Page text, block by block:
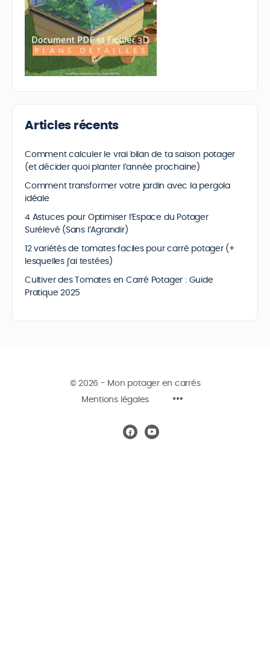
Articles récents
Comment calculer le vrai bilan de ta saison potager
(et décider quoi planter l’année prochaine)
Comment transformer votre jardin avec la pergola
idéale
4 Astuces pour Optimiser l’Espace du Potager
Surélevé (Sans l’Agrandir)
12 variétés de tomates faciles pour carré potager (+
lesquelles j’ai testées)
Cultiver des Tomates en Carré Potager : Guide
Pratique 2025
© 2026 - Mon potager en carrés
Mentions légales